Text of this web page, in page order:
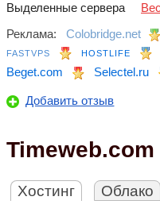
Выделенные сервера
Реклама:
Colobridge.net
FASTVPS HOSTLIFE
Beget.com
Selectel.ru
Добавить отзыв
Timeweb.com
Хостинг Облако